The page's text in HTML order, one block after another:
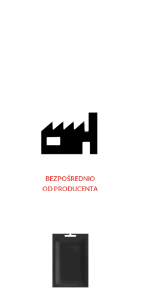
BEZPOŚREDNIO
OD PRODUCENTA